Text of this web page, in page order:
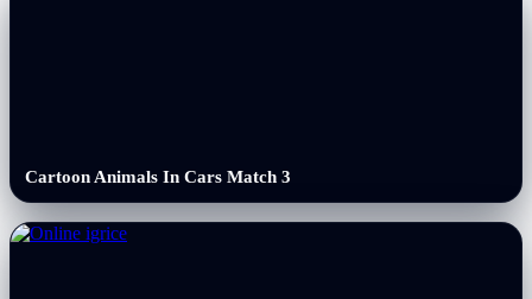
Cartoon Animals In Cars Match 3